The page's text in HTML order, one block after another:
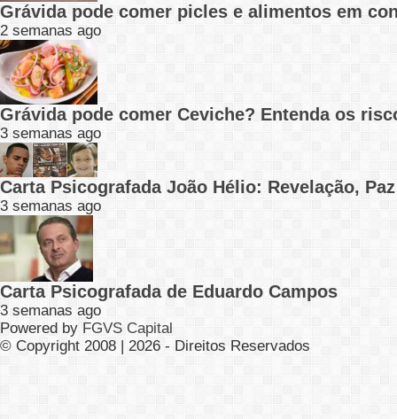
Grávida pode comer picles e alimentos em
2 semanas ago
Grávida pode comer Ceviche? Entenda os
3 semanas ago
Carta Psicografada João Hélio: Revelação,
3 semanas ago
Carta Psicografada de Eduardo Campos
3 semanas ago
Powered by FGVS Capital
© Copyright 2008 | 2026 - Direitos Reservados